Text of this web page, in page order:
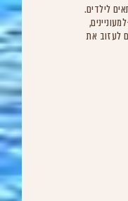
לילדים.
לעזוב את